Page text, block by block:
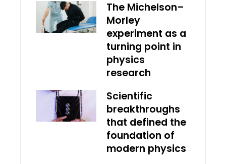
The Michelson–
Morley
experiment as a
turning point in
physics
research
Scientific
breakthroughs
that defined the
foundation of
modern physics